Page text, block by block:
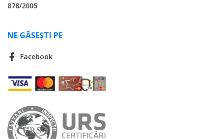
878/2005
NE GĂSEȘTI PE
Facebook